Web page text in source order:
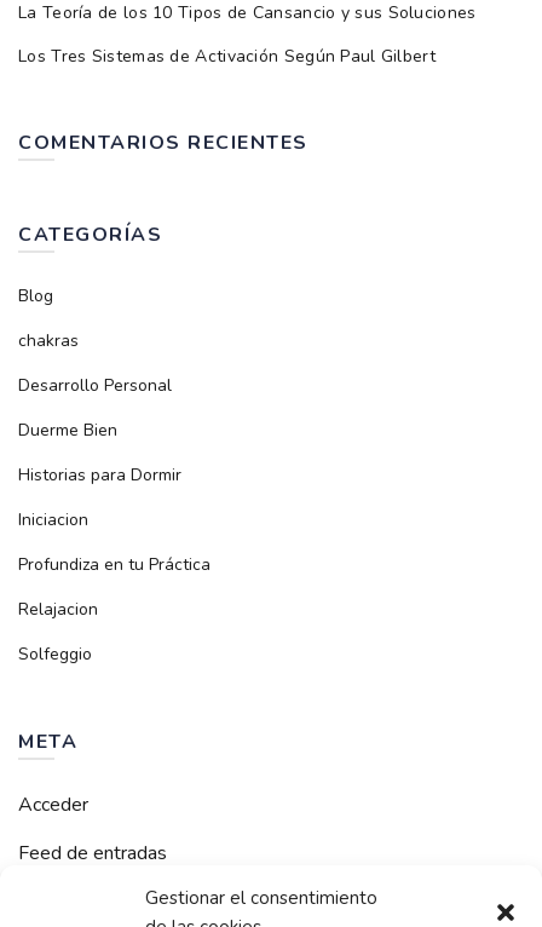
Gestionar el consentimiento
La Teoría de los 10 Tipos de Cansancio y sus Soluciones
Los Tres Sistemas de Activación Según Paul Gilbert
COMENTARIOS RECIENTES
CATEGORÍAS
Blog
chakras
Desarrollo Personal
Duerme Bien
Historias para Dormir
Iniciacion
Profundiza en tu Práctica
Relajacion
Solfeggio
META
Acceder
Feed de entradas
Feed de comentarios